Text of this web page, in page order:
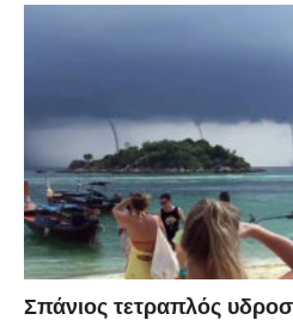
Σπάνιος τετραπλός